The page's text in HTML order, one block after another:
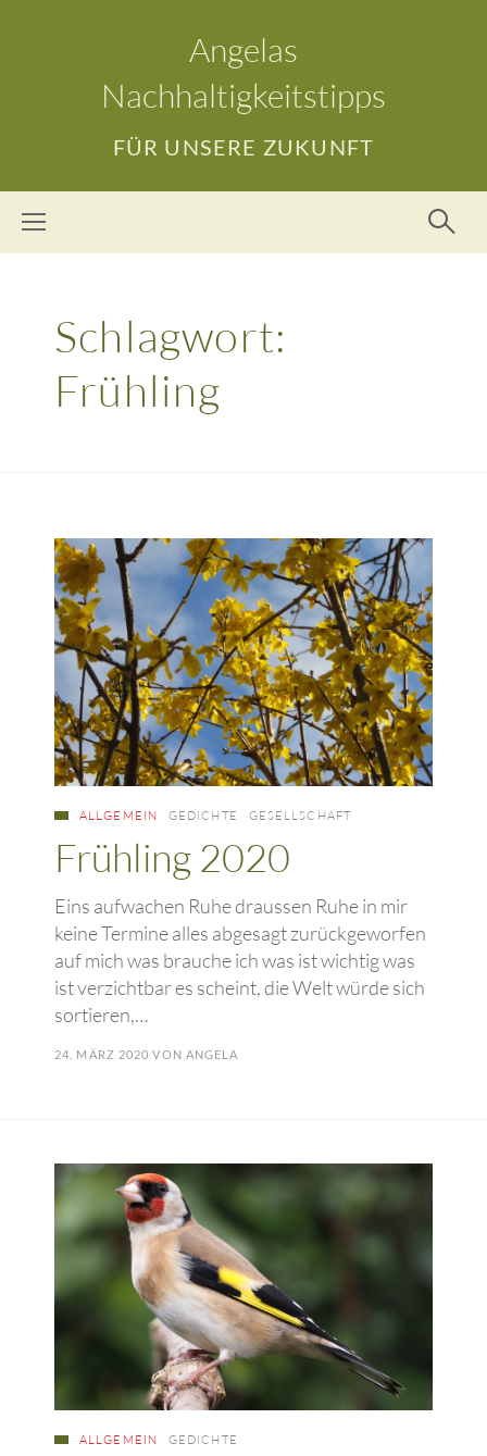
Angelas
Nachhaltigkeitstipps
FÜR UNSERE ZUKUNFT
Schlagwort:
Frühling
ALLGEMEIN GEDICHTE GESELLSCHAFT
Frühling 2020
Eins aufwachen Ruhe draussen Ruhe in mir
keine Termine alles abgesagt zurückgeworfen
auf mich was brauche ich was ist wichtig was
ist verzichtbar es scheint, die Welt würde sich
sortieren,…
24. MÄRZ 2020 VON ANGELA
ALLGEMEIN GEDICHTE